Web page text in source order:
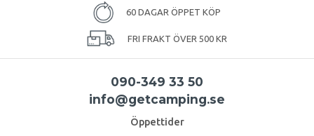
60 DAGAR ÖPPET KÖP
FRI FRAKT ÖVER 500 KR
090-349 33 50
info@getcamping.se
Öppettider